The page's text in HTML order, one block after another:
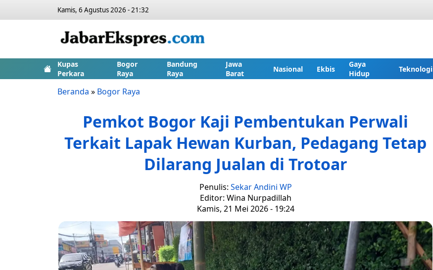
Kamis, 6 Agustus 2026 - 21:32
Kupas
Perkara
Bogor
Raya
Bandung
Raya
Jawa
Barat
Nasional Ekbis
Gaya
Hidup
Teknologi
Beranda » Bogor Raya
Pemkot Bogor Kaji Pembentukan Perwali
Terkait Lapak Hewan Kurban, Pedagang Tetap
Dilarang Jualan di Trotoar
Penulis: Sekar Andini WP
Editor: Wina Nurpadillah
Kamis, 21 Mei 2026 - 19:24